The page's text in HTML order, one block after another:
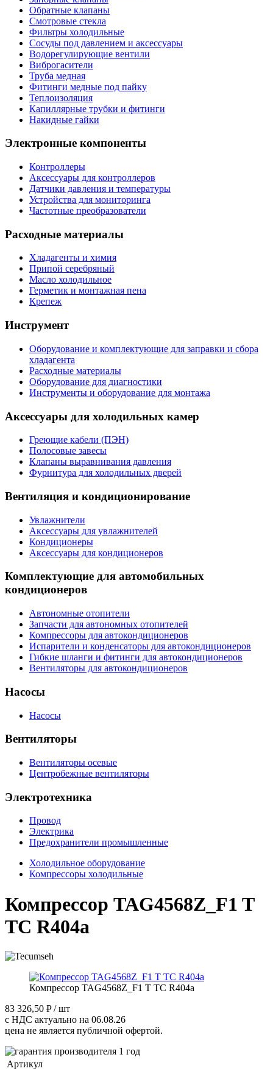
Обратные клапаны
Смотровые стекла
Фильтры холодильные
Сосуды под давлением и аксессуары
Водорегулирующие вентили
Виброгасители
Труба медная
Фитинги медные под пайку
Теплоизоляция
Капиллярные трубки и фитинги
Накидные гайки
Электронные компоненты
Контроллеры
Аксессуары для контроллеров
Датчики давления и температуры
Устройства для мониторинга
Частотные преобразователи
Расходные материалы
Хладагенты и химия
Припой серебряный
Масло холодильное
Герметик и монтажная пена
Крепеж
Инструмент
Оборудование и комплектующие для заправки и сбора
хладагента
Расходные материалы
Оборудование для диагностики
Инструменты и оборудование для монтажа
Аксессуары для холодильных камер
Греющие кабели (ПЭН)
Полосовые завесы
Клапаны выравнивания давления
Фурнитура для холодильных дверей
Вентиляция и кондиционирование
Увлажнители
Аксессуары для увлажнителей
Кондиционеры
Аксессуары для кондиционеров
Комплектующие для автомобильных
кондиционеров
Автономные отопители
Запчасти для автономных отопителей
Компрессоры для автокондиционеров
Испарители и конденсаторы для автокондиционеров
Гибкие шланги и фитинги для автокондиционеров
Вентиляторы для автокондиционеров
Насосы
Насосы
Вентиляторы
Вентиляторы осевые
Центробежные вентиляторы
Электротехника
Провод
Электрика
Предохранители промышленные
Холодильное оборудование
Компрессоры холодильные
Компрессор TAG4568Z_F1 T
TC R404a
Компрессор TAG4568Z_F1 T TC R404a
83 326,50 P / шт
с НДС актуально на 06.08.26
цена не является публичной офертой.
Артикул